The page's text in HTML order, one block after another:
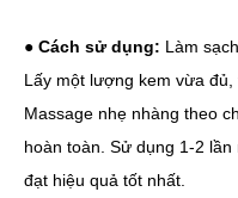
● Cách sử dụng: Làm
Lấy một lượng kem vừa đủ,
Massage nhẹ nhàng theo
hoàn toàn. Sử dụng 1-2
đạt hiệu quả tốt nhất.